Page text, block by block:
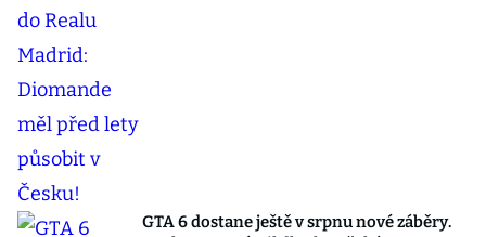
GTA 6 dostane ještě v srpnu nové záběry.